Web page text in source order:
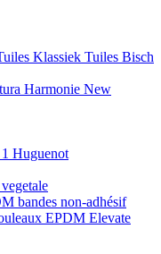
Klassiek Tuiles Bisch
Harmonie New
Huguenot
bandes non-adhésif
EPDM Elevate